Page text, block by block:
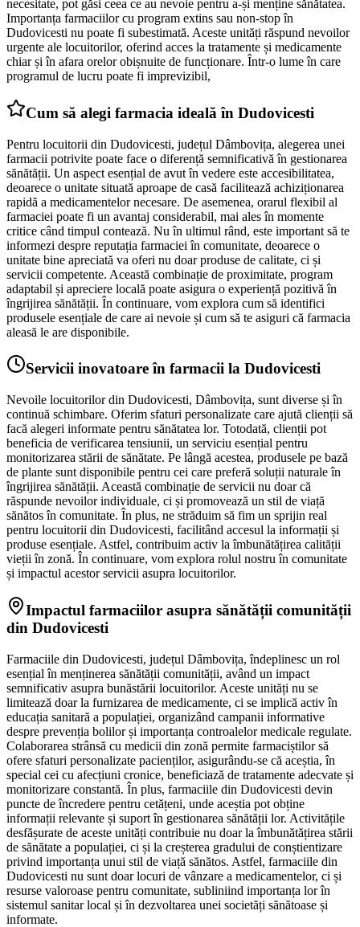
necesitate, pot găsi ceea ce au nevoie pentru a-și menține sănătatea.
Importanța farmaciilor cu program extins sau non-stop în
Dudovicesti nu poate fi subestimată. Aceste unități răspund nevoilor
urgente ale locuitorilor, oferind acces la tratamente și medicamente
chiar și în afara orelor obișnuite de funcționare. Într-o lume în care
programul de lucru poate fi imprevizibil,
Cum să alegi farmacia ideală în Dudovicesti
Pentru locuitorii din Dudovicesti, județul Dâmbovița, alegerea unei
farmacii potrivite poate face o diferență semnificativă în gestionarea
sănătății. Un aspect esențial de avut în vedere este accesibilitatea,
deoarece o unitate situată aproape de casă facilitează achiziționarea
rapidă a medicamentelor necesare. De asemenea, orarul flexibil al
farmaciei poate fi un avantaj considerabil, mai ales în momente
critice când timpul contează. Nu în ultimul rând, este important să te
informezi despre reputația farmaciei în comunitate, deoarece o
unitate bine apreciată va oferi nu doar produse de calitate, ci și
servicii competente. Această combinație de proximitate, program
adaptabil și apreciere locală poate asigura o experiență pozitivă în
îngrijirea sănătății. În continuare, vom explora cum să identifici
produsele esențiale de care ai nevoie și cum să te asiguri că farmacia
aleasă le are disponibile.
Servicii inovatoare în farmacii la Dudovicesti
Nevoile locuitorilor din Dudovicesti, Dâmbovița, sunt diverse și în
continuă schimbare. Oferim sfaturi personalizate care ajută clienții să
facă alegeri informate pentru sănătatea lor. Totodată, clienții pot
beneficia de verificarea tensiunii, un serviciu esențial pentru
monitorizarea stării de sănătate. Pe lângă acestea, produsele pe bază
de plante sunt disponibile pentru cei care preferă soluții naturale în
îngrijirea sănătății. Această combinație de servicii nu doar că
răspunde nevoilor individuale, ci și promovează un stil de viață
sănătos în comunitate. În plus, ne străduim să fim un sprijin real
pentru locuitorii din Dudovicesti, facilitând accesul la informații și
produse esențiale. Astfel, contribuim activ la îmbunătățirea calității
vieții în zonă. În continuare, vom explora rolul nostru în comunitate
și impactul acestor servicii asupra locuitorilor.
Impactul farmaciilor asupra sănătății comunității
din Dudovicesti
Farmaciile din Dudovicesti, județul Dâmbovița, îndeplinesc un rol
esențial în menținerea sănătății comunității, având un impact
semnificativ asupra bunăstării locuitorilor. Aceste unități nu se
limitează doar la furnizarea de medicamente, ci se implică activ în
educația sanitară a populației, organizând campanii informative
despre prevenția bolilor și importanța controalelor medicale regulate.
Colaborarea strânsă cu medicii din zonă permite farmaciștilor să
ofere sfaturi personalizate pacienților, asigurându-se că aceștia, în
special cei cu afecțiuni cronice, beneficiază de tratamente adecvate și
monitorizare constantă. În plus, farmaciile din Dudovicesti devin
puncte de încredere pentru cetățeni, unde aceștia pot obține
informații relevante și suport în gestionarea sănătății lor. Activitățile
desfășurate de aceste unități contribuie nu doar la îmbunătățirea stării
de sănătate a populației, ci și la creșterea gradului de conștientizare
privind importanța unui stil de viață sănătos. Astfel, farmaciile din
Dudovicesti nu sunt doar locuri de vânzare a medicamentelor, ci și
resurse valoroase pentru comunitate, subliniind importanța lor în
sistemul sanitar local și în dezvoltarea unei societăți sănătoase și
informate.